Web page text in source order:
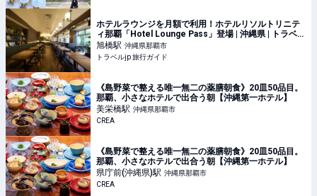
ホテルラウンジを月額で利用！ホテルリソルトリニテ
ィ那覇「Hotel Lounge Pass」登場 | 沖縄県 | トラベル
jp 旅行ガイド
旭橋駅 沖縄県那覇市
トラベルjp 旅行ガイド
《島野菜で整える唯一無二の薬膳朝食》20皿50品目。
那覇、小さなホテルで出合う朝【沖縄第一ホテル】
美栄橋駅 沖縄県那覇市
CREA
《島野菜で整える唯一無二の薬膳朝食》20皿50品目。
那覇、小さなホテルで出合う朝【沖縄第一ホテル】
県庁前(沖縄県)駅 沖縄県那覇市
CREA